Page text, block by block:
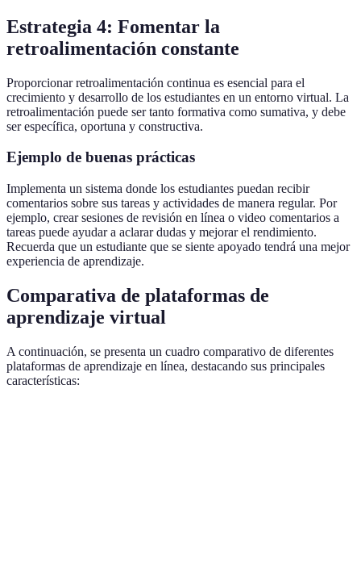
Estrategia 4: Fomentar la
retroalimentación constante
Proporcionar retroalimentación continua es esencial para el
crecimiento y desarrollo de los estudiantes en un entorno virtual. La
retroalimentación puede ser tanto formativa como sumativa, y debe
ser específica, oportuna y constructiva.
Ejemplo de buenas prácticas
Implementa un sistema donde los estudiantes puedan recibir
comentarios sobre sus tareas y actividades de manera regular. Por
ejemplo, crear sesiones de revisión en línea o video comentarios a
tareas puede ayudar a aclarar dudas y mejorar el rendimiento.
Recuerda que un estudiante que se siente apoyado tendrá una mejor
experiencia de aprendizaje.
Comparativa de plataformas de
aprendizaje virtual
A continuación, se presenta un cuadro comparativo de diferentes
plataformas de aprendizaje en línea, destacando sus principales
características: